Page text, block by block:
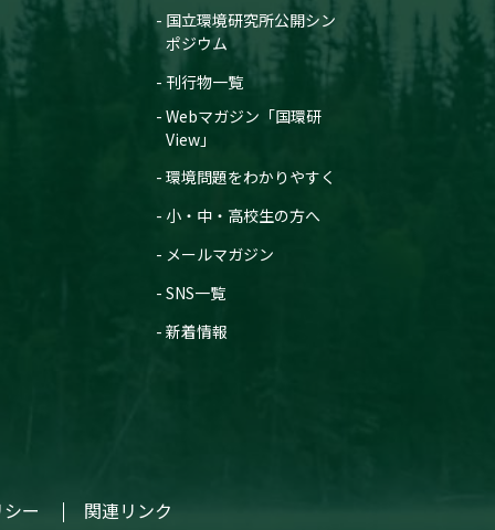
国立環境研究所公開シン
ポジウム
刊行物一覧
Webマガジン「国環研
View」
環境問題をわかりやすく
小・中・高校生の方へ
メールマガジン
SNS一覧
新着情報
ー 関連リンク